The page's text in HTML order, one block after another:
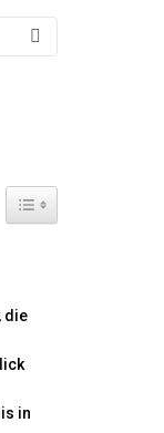
Toggle Table of
die
in